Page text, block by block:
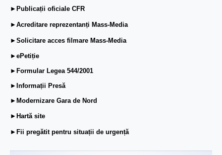
►Publicații oficiale CFR
►Acreditare reprezentanți Mass-Media
►Solicitare acces filmare Mass-Media
►ePetiție
►Formular Legea 544/2001
►Informații Presă
►Modernizare Gara de Nord
►Hartă site
►Fii pregătit pentru situații de urgență